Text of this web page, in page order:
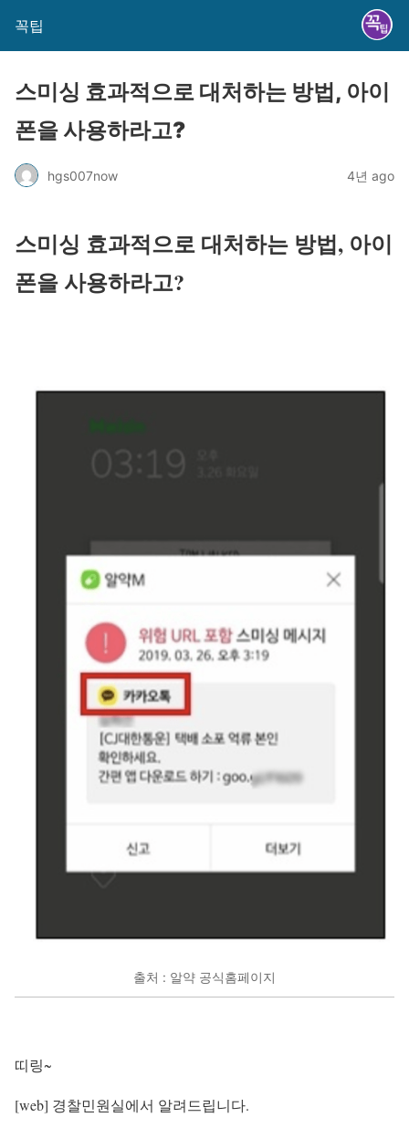
꼭팁
스미싱 효과적으로 대처하는 방법, 아이
폰을 사용하라고?
hgs007now 4년 ago
스미싱 효과적으로 대처하는 방법, 아이
폰을 사용하라고?
출처 : 알약 공식홈페이지
띠링~
[web] 경찰민원실에서 알려드립니다.